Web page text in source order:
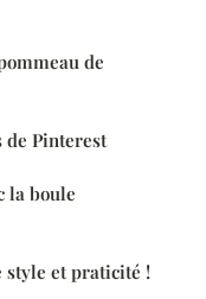
de
de Pinterest
la boule
style et praticité !